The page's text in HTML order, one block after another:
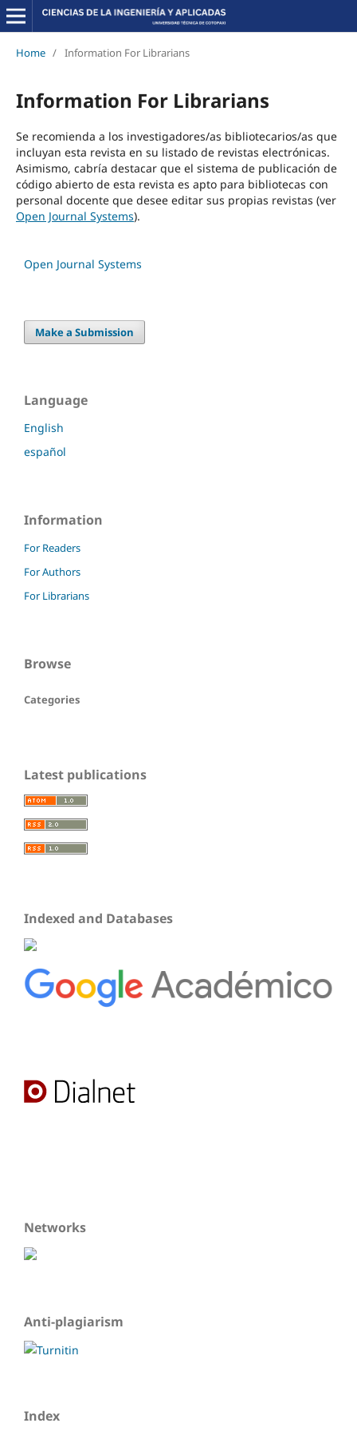
Home / Information For Librarians
Information For Librarians
Se recomienda a los investigadores/as bibliotecarios/as que
incluyan esta revista en su listado de revistas electrónicas.
Asimismo, cabría destacar que el sistema de publicación de
código abierto de esta revista es apto para bibliotecas con
personal docente que desee editar sus propias revistas (ver
Open Journal Systems).
Open Journal Systems
Make a Submission
Language
English
español
Information
For Readers
For Authors
For Librarians
Browse
Categories
Latest publications
Indexed and Databases
Networks
Anti-plagiarism
Index